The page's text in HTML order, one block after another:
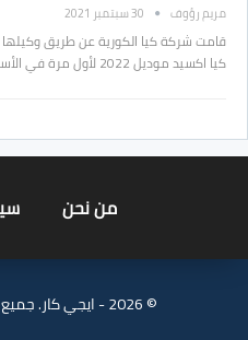
مريم رؤوف 30 سبتمبر 2021
كيا اكسيد موديل 2022 لأول مرة في الأسواق…
من نحن
© 2026 - ايجي كار. جميع الحقوق محفوظة.